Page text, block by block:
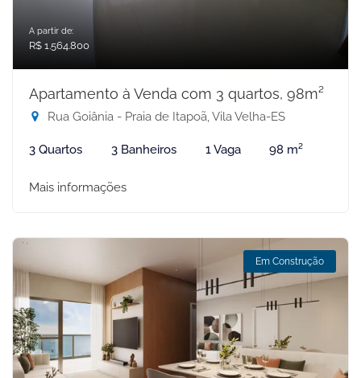
A partir de:
R$ 1.564.800
Apartamento à Venda com 3 quartos, 98m²
Rua Goiânia - Praia de Itapoã, Vila Velha-ES
3 Quartos 3 Banheiros 1 Vaga 98 m²
Mais informações
Em Construção